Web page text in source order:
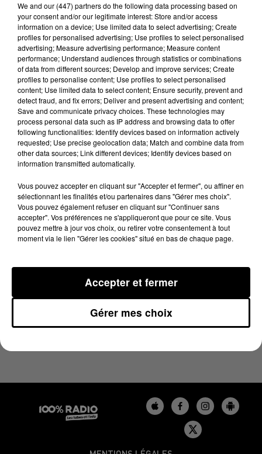
Lecture (1 min 14 sec)
100%
10 juin 2024 - 1 min 14 sec
L'AGENDA DU GERS DU 10/06/2024 À 06H47
We and our (447) partnersdo the following data processing based on
your consent and/or our legitimate interest: Store and/or access
information on a device; Use limited data to select advertising; Create
profiles for personalised advertising; Use profiles to select personalised
advertising; Measure advertising performance; Measure content
performance; Understand audiences through statistics or combinations
of data from different sources; Develop and improve services; Create
profiles to personalise content; Use profiles to select personalised
content; Use limited data to select content; Ensure security, prevent and
detect fraud, and fix errors; Deliver and present advertising and content;
Save and communicate privacy choices. These technologies may
process personal data such as IP address and browsing data to offer
following functionalities: Identify devices based on information actively
requested; Use precise geolocation data; Match and combine data from
other data sources; Link different devices; Identify devices based on
information transmitted automatically.
Vous pouvez accepter en cliquant sur "Accepter et fermer", ou affiner en
sélectionnant les finalités et/ou partenaires dans "Gérer mes choix".
Vous pouvez également refuser en cliquant sur "Continuer sans
accepter". Vos préférences ne s'appliqueront que pour ce site. Vous
pouvez mettre à jour vos choix, ou retirer votre consentement à tout
moment via le lien "Gérer les cookies" situé en bas de chaque page.
Gérer mes choix
Accepter et fermer